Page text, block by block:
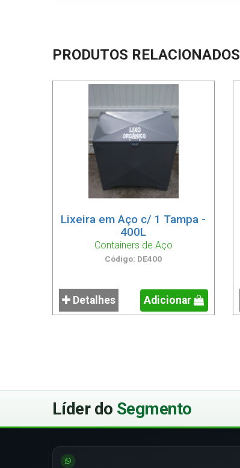
PRODUTOS RELACIONADOS
Lixeira em Aço c/ 1 Tampa -
400L
Containers de Aço
Código: DE400
Detalhes Adicionar
Líder do Segmento